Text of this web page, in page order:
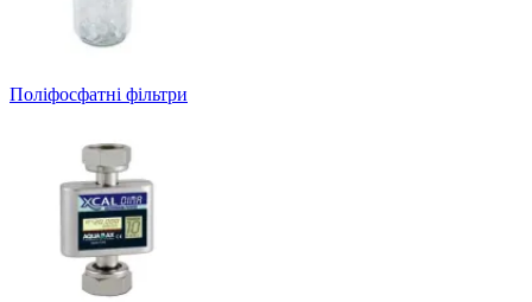
Поліфосфатні фільтри